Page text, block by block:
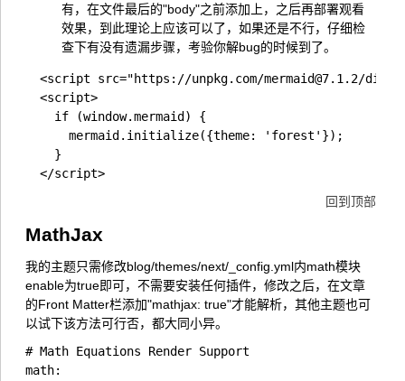
有，在文件最后的"body"之前添加上，之后再部署观看
效果，到此理论上应该可以了，如果还是不行，仔细检
查下有没有遗漏步骤，考验你解bug的时候到了。
<script src="https://unpkg.com/mermaid@7.1.2/
  <script>
    if (window.mermaid) {
      mermaid.initialize({theme: 'forest'});
    }
回到顶部
MathJax
我的主题只需修改blog/themes/next/_config.yml内math模块
enable为true即可，不需要安装任何插件，修改之后，在文章
的Front Matter栏添加"mathjax: true"才能解析，其他主题也可
以试下该方法可行否，都大同小异。
# Math Equations Render Support
math: